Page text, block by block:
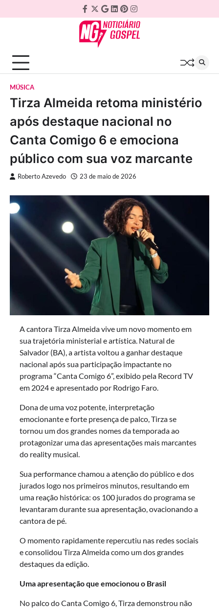
to
Facebook
Twitter
Google
Plus
Linkedin
Pinterest
Instagram
MÚSICA
Tirza Almeida retoma ministério
após destaque nacional no
Canta Comigo 6 e emociona
público com sua voz marcante
Roberto Azevedo 23 de maio de 2026
A cantora Tirza Almeida vive um novo momento em
sua trajetória ministerial e artística. Natural de
Salvador (BA), a artista voltou a ganhar destaque
nacional após sua participação impactante no
programa “Canta Comigo 6”, exibido pela Record TV
em 2024 e apresentado por Rodrigo Faro.
Dona de uma voz potente, interpretação
emocionante e forte presença de palco, Tirza se
tornou um dos grandes nomes da temporada ao
protagonizar uma das apresentações mais marcantes
do reality musical.
Sua performance chamou a atenção do público e dos
jurados logo nos primeiros minutos, resultando em
uma reação histórica: os 100 jurados do programa se
levantaram durante sua apresentação, ovacionando a
cantora de pé.
O momento rapidamente repercutiu nas redes sociais
e consolidou Tirza Almeida como um dos grandes
destaques da edição.
Uma apresentação que emocionou o Brasil
No palco do Canta Comigo 6, Tirza demonstrou não